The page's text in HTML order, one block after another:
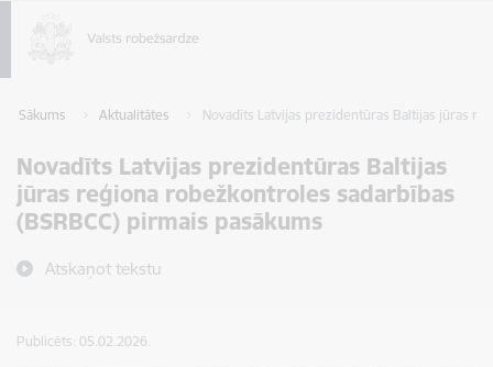
Sākums Aktualitātes Novadīts Latvijas prezidentūras Baltijas jūras
Novadīts Latvijas prezidentūras Baltijas
jūras reģiona robežkontroles sadarbības
(BSRBCC) pirmais pasākums
Atskaņot tekstu
Publicēts: 05.02.2026.